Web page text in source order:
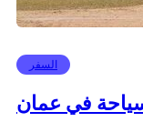
السفر
في عمان